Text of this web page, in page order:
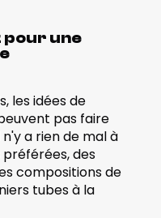
pour une
les idées de
pas faire
a rien de mal à
des
compositions de
tubes à la